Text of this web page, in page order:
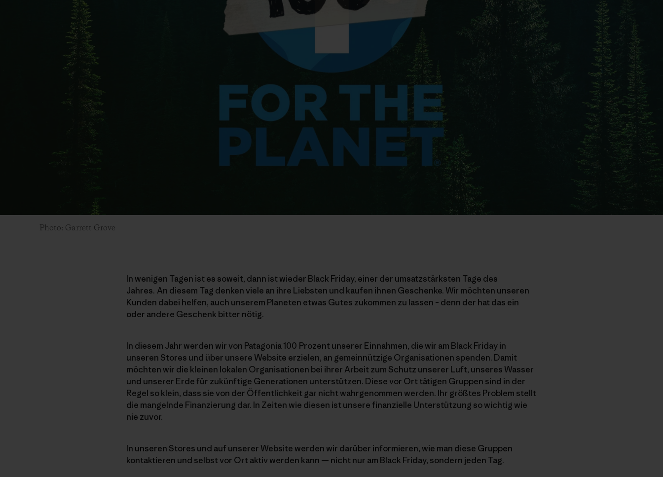
Photo: Garrett Grove
In wenigen Tagen ist es soweit, dann ist wieder Black Friday, einer der umsatzstärksten Tage des
Jahres. An diesem Tag denken viele an ihre Liebsten und kaufen ihnen Geschenke. Wir möchten unseren
Kunden dabei helfen, auch unserem Planeten etwas Gutes zukommen zu lassen – denn der hat das ein
oder andere Geschenk bitter nötig.
In diesem Jahr werden wir von Patagonia 100 Prozent unserer Einnahmen, die wir am Black Friday in
unseren Stores und über unsere Website erzielen, an gemeinnützige Organisationen spenden. Damit
möchten wir die kleinen lokalen Organisationen bei ihrer Arbeit zum Schutz unserer Luft, unseres Wasser
und unserer Erde für zukünftige Generationen unterstützen. Diese vor Ort tätigen Gruppen sind in der
Regel so klein, dass sie von der Öffentlichkeit gar nicht wahrgenommen werden. Ihr größtes Problem stellt
die mangelnde Finanzierung dar. In Zeiten wie diesen ist unsere finanzielle Unterstützung so wichtig wie
nie zuvor.
In unseren Stores und auf unserer Website werden wir darüber informieren, wie man diese Gruppen
kontaktieren und selbst vor Ort aktiv werden kann — nicht nur am Black Friday, sondern jeden Tag.